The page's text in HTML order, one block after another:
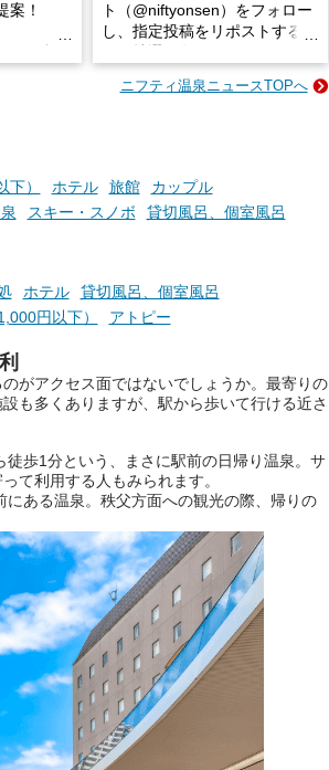
案！
に楽し
”おふろ
。
ト（@niftyonsen）をフォロー
し、指定投稿をリポストする
GIFT500円分をプレゼントい
ニフティ温泉ニュースTOPへ
） ホテル 旅館
カップル
スキー・スノボ 貸切風呂、個室風呂
ホテル
貸切風呂、個室風呂
円以下） アトピー
がアクセス面ではないでしょうか。最寄りの
も多くありますが、駅から歩いて行ける近さ
徒歩1分という、まさに駅前の日帰り温泉。サ
て利用する人もみられます。
にある温泉。秩父方面への観光の際、帰りの